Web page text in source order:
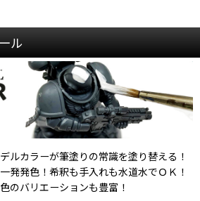
ル
ルカラーが筆塗りの常識を塗り替える！
発発色！希釈も手入れも水道水でＯＫ！
のバリエーションも豊富！